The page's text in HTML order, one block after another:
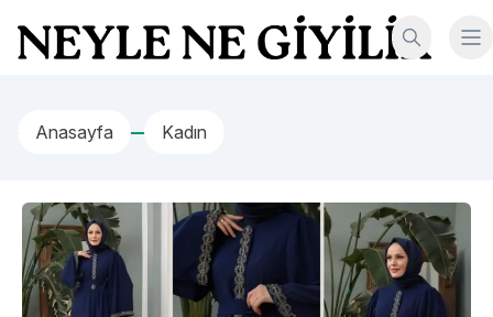
Neyle Ne Giyilir
Anasayfa Kadın